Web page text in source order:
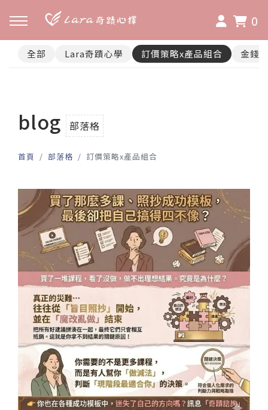
0
全部 Lara奇蹟心學 訂價策略x產品組合 金錢
blog 部落格
首頁 部落格 訂價策略x產品組合